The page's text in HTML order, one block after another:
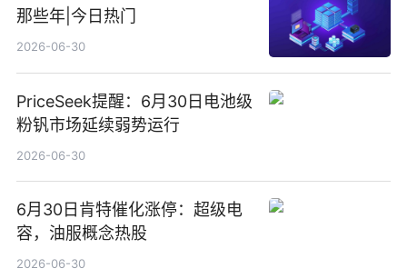
那些年|今日热门
2026-06-30
PriceSeek提醒：6月30日电池级
粉钒市场延续弱势运行
2026-06-30
6月30日肯特催化涨停：超级电
容，油服概念热股
2026-06-30